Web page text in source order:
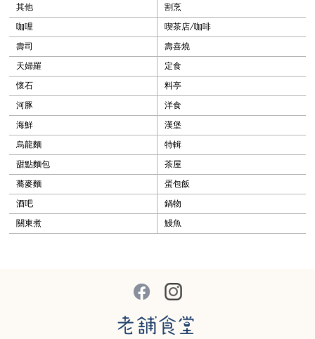
其他
割烹
咖哩
喫茶店/咖啡
壽司
壽喜燒
天婦羅
定食
懷石
料亭
河豚
洋食
海鮮
漢堡
烏龍麵
特輯
甜點麵包
茶屋
蕎麥麵
蛋包飯
酒吧
鍋物
關東煮
鰻魚